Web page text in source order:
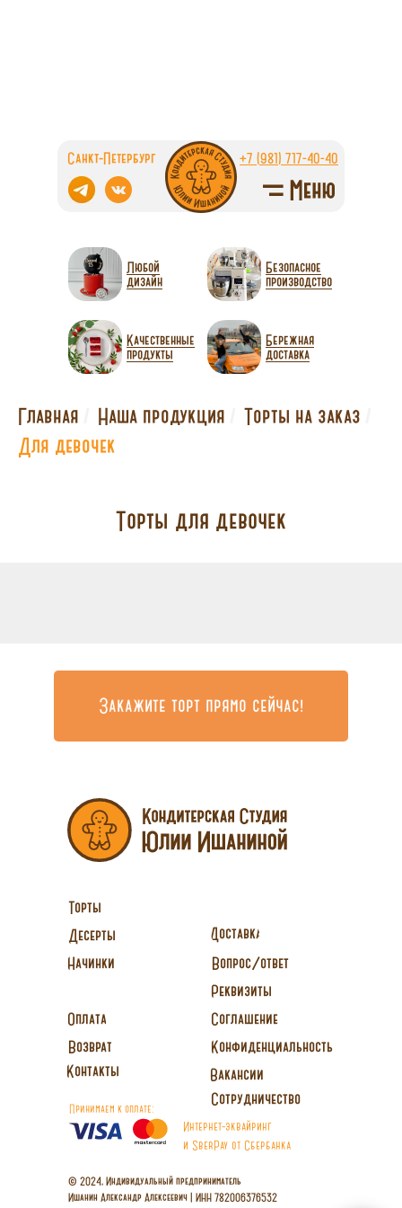
Санкт-Петербург +7 (981) 717-40-40
Любой
дизайн
Безопасное
производство
Качественные
продукты
Бережная
доставка
Главная Наша продукция Торты на заказ
Для девочек
Торты для девочек
Закажите торт прямо сейчас!
© 2024, Индивидуальный предприниматель
Ишанин Александр Алексеевич | ИНН 782006376532
Принимаем к оплате:
Интернет-эквайринг
и SberPay от Сбербанка
Торты
Десерты
Начинки
Сотрудничество
Доставка
Вопрос/ответ
Реквизиты
Оплата
Возврат
Соглашение
Конфиденциальность
Вакансии
Контакты